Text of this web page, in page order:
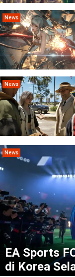
News
News
News
EA Sports
di Korea